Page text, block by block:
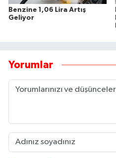
Benzine 1,06 Lira Artış
Geliyor
Yorumlar